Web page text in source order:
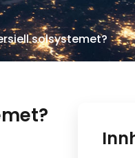
solsystemet?